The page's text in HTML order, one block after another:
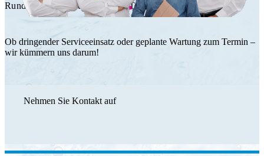
Rundum Service durch das HT Team.
Ob dringender Serviceeinsatz oder geplante Wartung zum Termin –
wir kümmern uns darum!
Nehmen Sie Kontakt auf